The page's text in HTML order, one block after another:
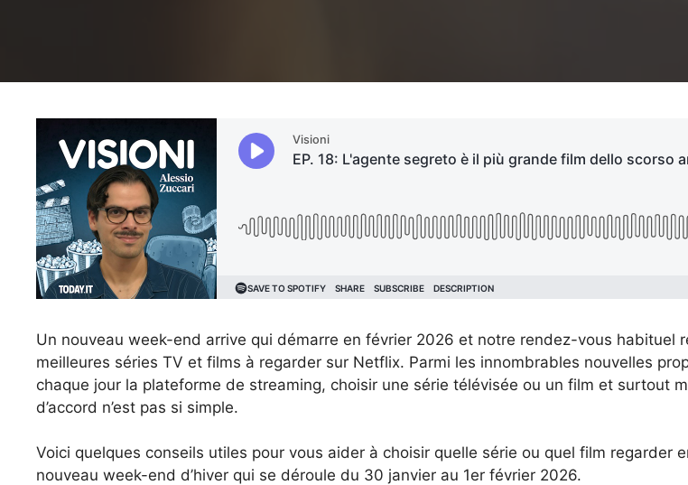
Un nouveau week-end arrive qui démarre en février 2026 et notre rendez-vous habituel
meilleures séries TV et films à regarder sur Netflix. Parmi les innombrables nouvelles
chaque jour la plateforme de streaming, choisir une série télévisée ou un film et surtout
d’accord n’est pas si simple.
Voici quelques conseils utiles pour vous aider à choisir quelle série ou quel film regarder
nouveau week-end d’hiver qui se déroule du 30 janvier au 1er février 2026.